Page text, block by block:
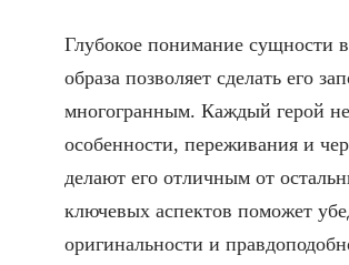
Глубокое понимание сущности
образа позволяет сделать его
многогранным. Каждый герой
особенности, переживания и
делают его отличным от
ключевых аспектов поможет
оригинальности и